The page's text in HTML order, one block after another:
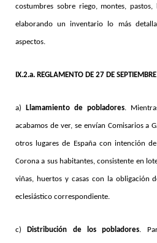
costumbres sobre riego, montes,
elaborando un inventario lo más
aspectos.
IX.2.a. REGLAMENTO DE 27 DE
a) Llamamiento de pobladores.
acabamos de ver, se envían Comisarios a
otros lugares de España con intención
Corona a sus habitantes, consistente en
viñas, huertos y casas con la obligación
eclesiástico correspondiente.
c) Distribución de los pobladores.